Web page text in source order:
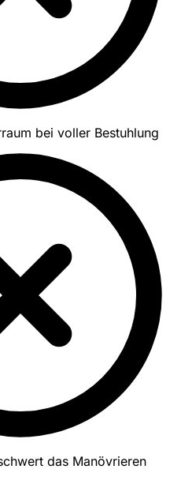
bei voller Bestuhlung
das Manövrieren